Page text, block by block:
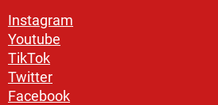
Instagram
Youtube
TikTok
Twitter
Facebook